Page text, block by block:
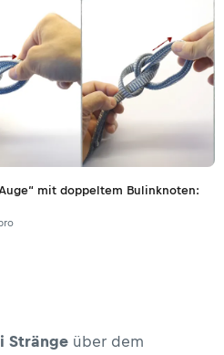
mit doppeltem Bulinknoten:
Stränge über dem